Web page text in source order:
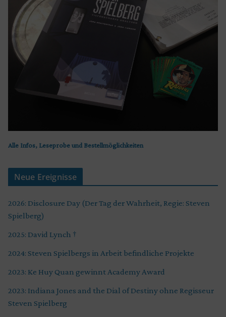
Alle Infos, Leseprobe und Bestellmöglichkeiten
Neue Ereignisse
2026: Disclosure Day (Der Tag der Wahrheit, Regie: Steven
Spielberg)
2025: David Lynch †
2024: Steven Spielbergs in Arbeit befindliche Projekte
2023: Ke Huy Quan gewinnt Academy Award
2023: Indiana Jones and the Dial of Destiny ohne Regisseur
Steven Spielberg